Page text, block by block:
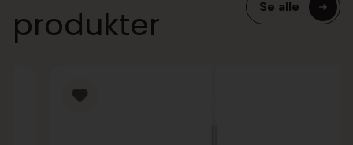
produkter
Se alle